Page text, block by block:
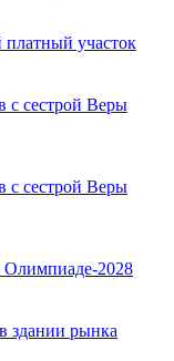
участок
с сестрой Веры
с сестрой Веры
Олимпиаде-2028
здании рынка